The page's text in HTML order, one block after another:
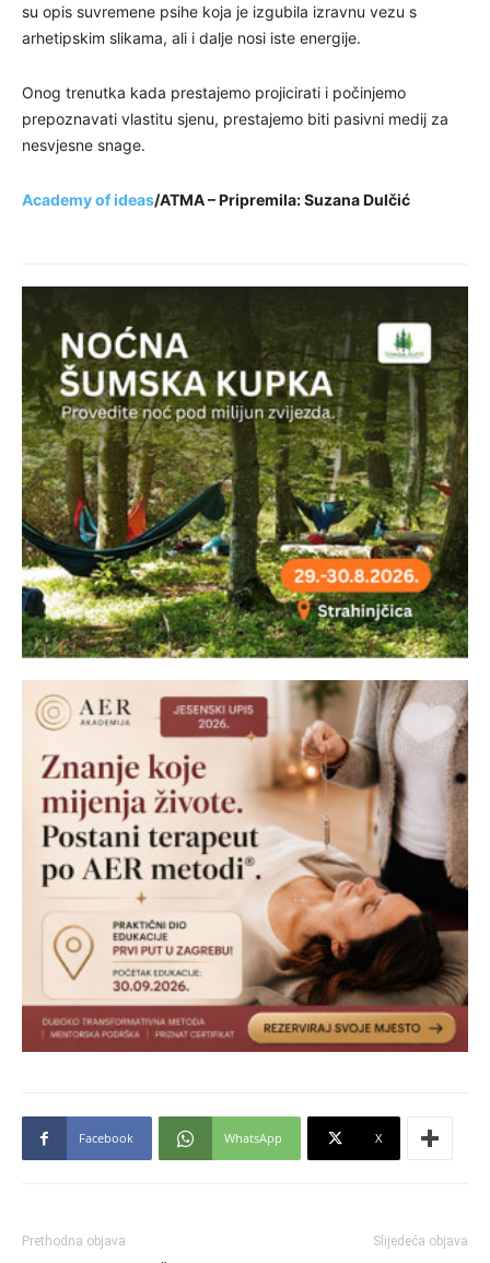
su opis suvremene psihe koja je izgubila izravnu vezu s
arhetipskim slikama, ali i dalje nosi iste energije.
Onog trenutka kada prestajemo projicirati i počinjemo
prepoznavati vlastitu sjenu, prestajemo biti pasivni medij za
nesvjesne snage.
Academy of ideas/ATMA – Pripremila: Suzana Dulčić
Facebook WhatsApp X
Prethodna objava Slijedeća objava